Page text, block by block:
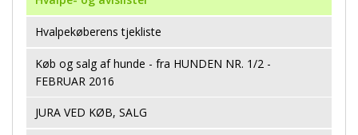
Hvalpekøberens tjekliste
Køb og salg af hunde - fra HUNDEN NR. 1/2 -
FEBRUAR 2016
JURA VED KØB, SALG